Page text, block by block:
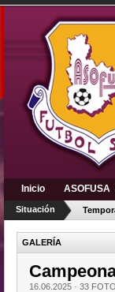
Inicio ASOFUSA
Situación
GALERÍA
16.06.2025 · 33